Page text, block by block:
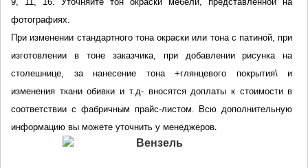
фотографиях.
При изменении стандартного тона окраски или тона с патиной, при
изготовлении в тоне заказчика, при добавлении рисунка на
столешнице, за нанесение тона +глянцевого покрытия\ и
изменения ткани обивки и т.д- вносятся доплаты к стоимости в
соответствии с фабричным прайс-листом. Всю дополнительную
информацию вы можете уточнить у менеджеров.